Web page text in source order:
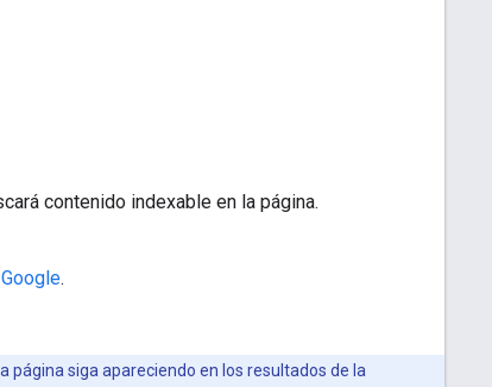
contenido indexable en la página.
.
página siga apareciendo en los resultados de la